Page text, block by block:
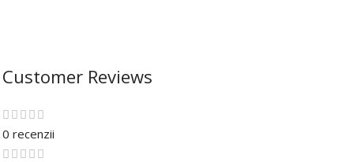
Customer Reviews
0 recenzii